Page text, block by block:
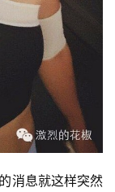
消息就这样突然